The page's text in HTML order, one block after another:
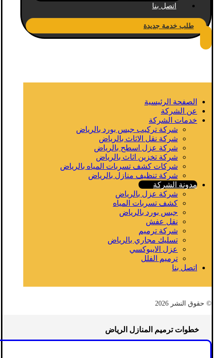
اتصل بنا
طلب خدمة جديدة
الصفحة الرئيسية
عن الشركة
خدمات الشركة
شركة تركيب جبس بورد بالرياض
شركة نقل الاثاث بالرياض
شركة عزل اسطح بالرياض
شركة تخزين اثاث بالرياض
شركات كشف تسربات المياه بالرياض
شركة تنظيف منازل بالرياض
مدونة الشركة
شركة عزل بالرياض
كشف تسربات المياه
جبس بورد بالرياض
نقل عفش
شركة ترميم
تسليك مجاري بالرياض
عزل الايبوكسي
ترميم الفلل
اتصل بنا
© حقوق النشر 2026
خطوات ترميم المنازل الرياض